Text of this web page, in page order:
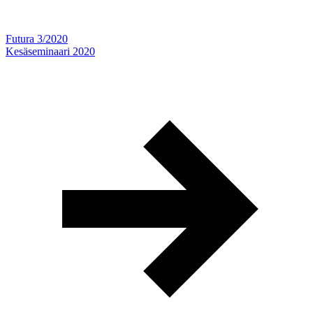
Futura 3/2020
Kesäseminaari 2020